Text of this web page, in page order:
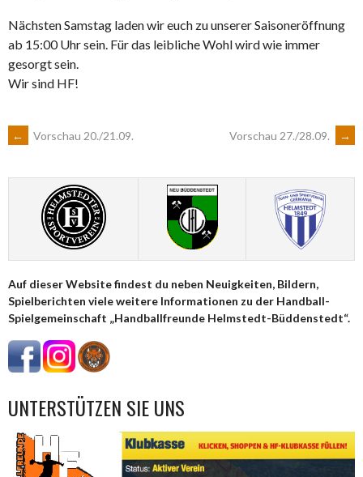
Nächsten Samstag laden wir euch zu unserer Saisoneröffnung
ab 15:00 Uhr sein. Für das leibliche Wohl wird wie immer
gesorgt sein.
Wir sind HF!
ARTIKEL-
NAVIGATION
← Vorschau 20./21.09. Vorschau 27./28.09. →
Auf dieser Website findest du neben Neuigkeiten, Bildern,
Spielberichten viele weitere Informationen zu der Handball-
Spielgemeinschaft „Handballfreunde Helmstedt-Büddenstedt“.
UNTERSTÜTZEN SIE UNS